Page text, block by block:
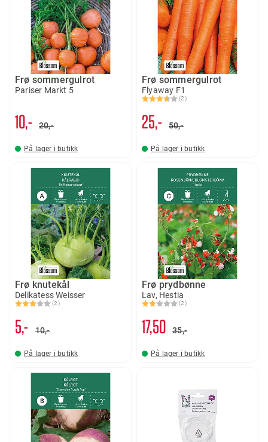
Frø sommergulrot
Pariser Markt 5
10,- 20,-
På lager i butikk
Frø sommergulrot
Flyaway F1
Karakter:
(2)
3.5 av 5 mulige
25,- 50,-
På lager i butikk
Frø knutekål
Delikatess Weisser
Karakter:
(2)
3.0 av 5 mulige
5,- 10,-
På lager i butikk
Frø prydbønne
Lav, Hestia
Karakter:
(2)
2.0 av 5 mulige
1750 35,-
På lager i butikk